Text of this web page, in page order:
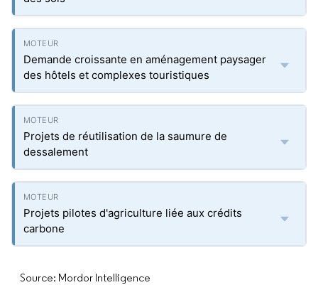
Demande croissante en aménagement paysager
des hôtels et complexes touristiques
Projets de réutilisation de la saumure de
dessalement
Projets pilotes d'agriculture liée aux crédits
carbone
Source: Mordor Intelligence